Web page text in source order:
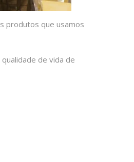
produtos que usamos
de vida de